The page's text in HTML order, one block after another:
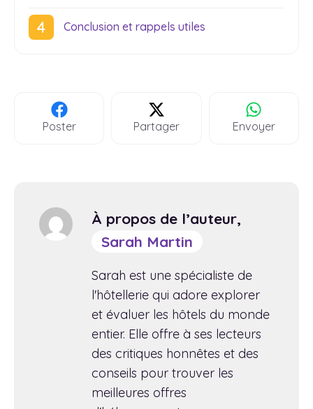
Conclusion et rappels utiles
Poster Partager Envoyer
À propos de l’auteur,
Sarah Martin
Sarah est une spécialiste de
l'hôtellerie qui adore explorer
et évaluer les hôtels du monde
entier. Elle offre à ses lecteurs
des critiques honnêtes et des
conseils pour trouver les
meilleures offres